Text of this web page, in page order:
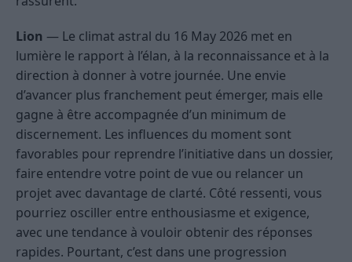
Lion — Le climat astral du 16 May 2026 met en
lumière le rapport à l’élan, à la reconnaissance et à la
direction à donner à votre journée. Une envie
d’avancer plus franchement peut émerger, mais elle
gagne à être accompagnée d’un minimum de
discernement. Les influences du moment sont
favorables pour reprendre l’initiative dans un dossier,
faire entendre votre point de vue ou relancer un
projet avec davantage de clarté. Côté ressenti, vous
pourriez osciller entre enthousiasme et exigence,
avec une tendance à vouloir obtenir des réponses
rapides. Pourtant, c’est dans une progression